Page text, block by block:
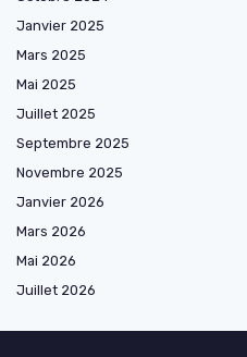
Janvier 2025
Mars 2025
Mai 2025
Juillet 2025
Septembre 2025
Novembre 2025
Janvier 2026
Mars 2026
Mai 2026
Juillet 2026